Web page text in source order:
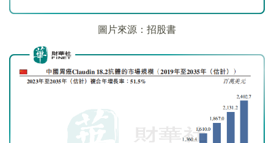
圖片來源：招股書